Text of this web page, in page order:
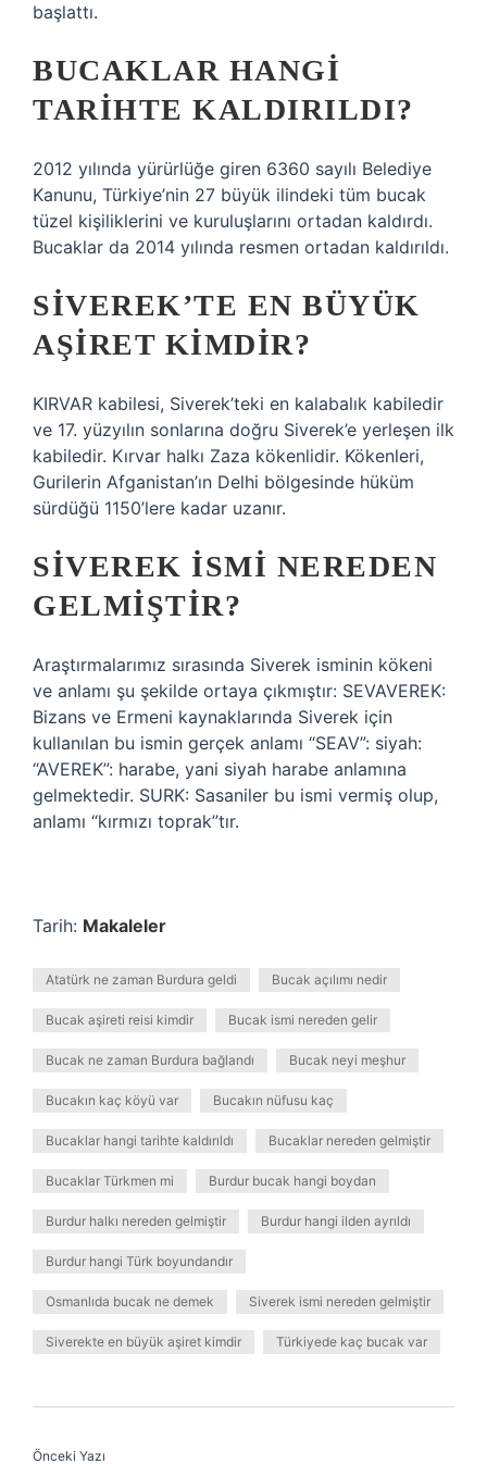
başlattı.
BUCAKLAR HANGI
TARIHTE KALDIRILDI?
2012 yılında yürürlüğe giren 6360 sayılı Belediye
Kanunu, Türkiye’nin 27 büyük ilindeki tüm bucak
tüzel kişiliklerini ve kuruluşlarını ortadan kaldırdı.
Bucaklar da 2014 yılında resmen ortadan kaldırıldı.
SIVEREK’TE EN BÜYÜK
AŞIRET KIMDIR?
KIRVAR kabilesi, Siverek’teki en kalabalık kabiledir
ve 17. yüzyılın sonlarına doğru Siverek’e yerleşen ilk
kabiledir. Kırvar halkı Zaza kökenlidir. Kökenleri,
Gurilerin Afganistan’ın Delhi bölgesinde hüküm
sürdüğü 1150’lere kadar uzanır.
SIVEREK ISMI NEREDEN
GELMIŞTIR?
Araştırmalarımız sırasında Siverek isminin kökeni
ve anlamı şu şekilde ortaya çıkmıştır: SEVAVEREK:
Bizans ve Ermeni kaynaklarında Siverek için
kullanılan bu ismin gerçek anlamı “SEAV”: siyah:
“AVEREK”: harabe, yani siyah harabe anlamına
gelmektedir. SURK: Sasaniler bu ismi vermiş olup,
anlamı “kırmızı toprak”tır.
Tarih: Makaleler
Atatürk ne zaman Burdura geldi Bucak açılımı nedir
Bucak aşireti reisi kimdir Bucak ismi nereden gelir
Bucak ne zaman Burdura bağlandı Bucak neyi meşhur
Bucakın kaç köyü var Bucakın nüfusu kaç
Bucaklar hangi tarihte kaldırıldı Bucaklar nereden gelmiştir
Bucaklar Türkmen mi Burdur bucak hangi boydan
Burdur halkı nereden gelmiştir Burdur hangi ilden ayrıldı
Burdur hangi Türk boyundandır
Osmanlıda bucak ne demek Siverek ismi nereden gelmiştir
Siverekte en büyük aşiret kimdir Türkiyede kaç bucak var
Önceki Yazı